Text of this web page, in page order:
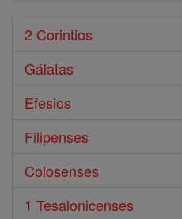
2 Corintios
Gálatas
Efesios
Filipenses
Colosenses
1 Tesalonicenses